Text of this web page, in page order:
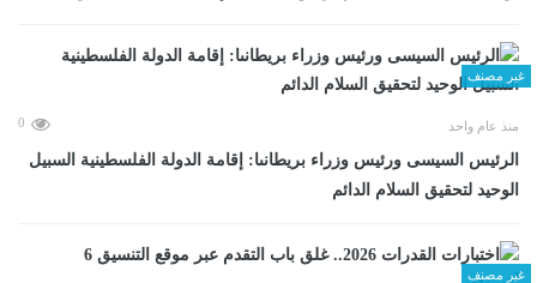
غير مصنف
منذ عام واحد 0
الرئيس السيسى ورئيس وزراء بريطانىا: إقامة الدولة الفلسطينية السبيل
الوحيد لتحقيق السلام الدائم
غير مصنف